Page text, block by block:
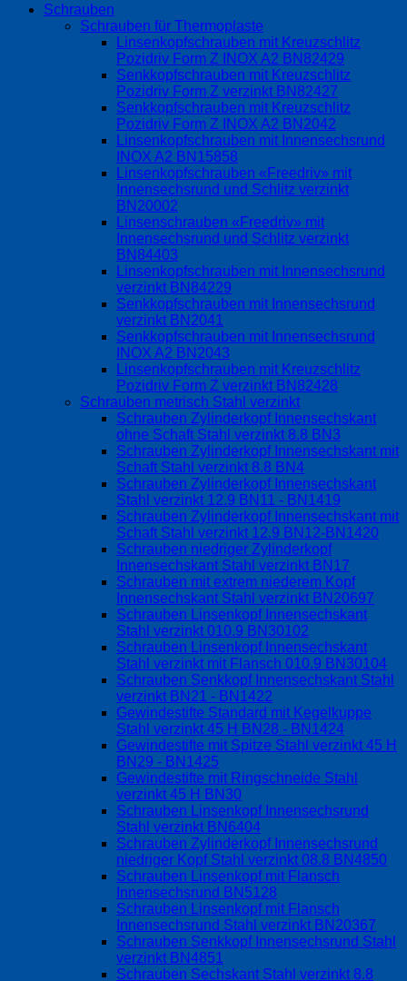
Schrauben
Schrauben für Thermoplaste
Linsenkopfschrauben mit Kreuzschlitz
Pozidriv Form Z INOX A2 BN82429
Senkkopfschrauben mit Kreuzschlitz
Pozidriv Form Z verzinkt BN82427
Senkkopfschrauben mit Kreuzschlitz
Pozidriv Form Z INOX A2 BN2042
Linsenkopfschrauben mit Innensechsrund
INOX A2 BN15858
Linsenkopfschrauben «Freedriv» mit
Innensechsrund und Schlitz verzinkt
BN20002
Linsenschrauben «Freedriv» mit
Innensechsrund und Schlitz verzinkt
BN84403
Linsenkopfschrauben mit Innensechsrund
verzinkt BN84229
Senkkopfschrauben mit Innensechsrund
verzinkt BN2041
Senkkopfschrauben mit Innensechsrund
INOX A2 BN2043
Linsenkopfschrauben mit Kreuzschlitz
Pozidriv Form Z verzinkt BN82428
Schrauben metrisch Stahl verzinkt
Schrauben Zylinderkopf Innensechskant
ohne Schaft Stahl verzinkt 8.8 BN3
Schrauben Zylinderkopf Innensechskant mit
Schaft Stahl verzinkt 8.8 BN4
Schrauben Zylinderkopf Innensechskant
Stahl verzinkt 12.9 BN11 - BN1419
Schrauben Zylinderkopf Innensechskant mit
Schaft Stahl verzinkt 12.9 BN12-BN1420
Schrauben niedriger Zylinderkopf
Innensechskant Stahl verzinkt BN17
Schrauben mit extrem niederem Kopf
Innensechskant Stahl verzinkt BN20697
Schrauben Linsenkopf Innensechskant
Stahl verzinkt 010.9 BN30102
Schrauben Linsenkopf Innensechskant
Stahl verzinkt mit Flansch 010.9 BN30104
Schrauben Senkkopf Innensechskant Stahl
verzinkt BN21 - BN1422
Gewindestifte Standard mit Kegelkuppe
Stahl verzinkt 45 H BN28 - BN1424
Gewindestifte mit Spitze Stahl verzinkt 45 H
BN29 - BN1425
Gewindestifte mit Ringschneide Stahl
verzinkt 45 H BN30
Schrauben Linsenkopf Innensechsrund
Stahl verzinkt BN6404
Schrauben Zylinderkopf Innensechsrund
niedriger Kopf Stahl verzinkt 08.8 BN4850
Schrauben Linsenkopf mit Flansch
Innensechsrund BN5128
Schrauben Linsenkopf mit Flansch
Innensechsrund Stahl verzinkt BN20367
Schrauben Senkkopf Innensechsrund Stahl
verzinkt BN4851
Schrauben Sechskant Stahl verzinkt 8.8